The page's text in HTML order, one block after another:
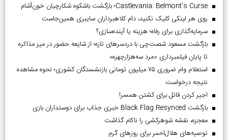
Castlevania: Belmont’s Curse؛ بازگشت باشکوه شکارچیان خون‌آشام
روی هر لینکی کلیک نکنید، دام کلاهبرداران سایبری همین‌جاست
سرمایه‌گذاری برای رفاه؛ هزینه یا آینده‌سازی؟
بازگشت مسعود شصت‌چی با دردسر‌های تازه؛ از شایعه حضور در میز مذاکره
تا پایان فیلمبرداری «مرد سه‌هزارچهره»
استعلام وام ضروری ۷۵ میلیون تومانی بازنشستگان کشوری؛ نحوه مشاهده
نتیجه درخواست
اجیر کردن قاتل برای کشتن همسر!
بازگشت Black Flag Resynced خبری جذاب برای دوستداران بازی
معجزه، نقشه شوهرکشی را ناکام گذاشت
توصیه‌های هلال‌احمر برای روز‌های گرم